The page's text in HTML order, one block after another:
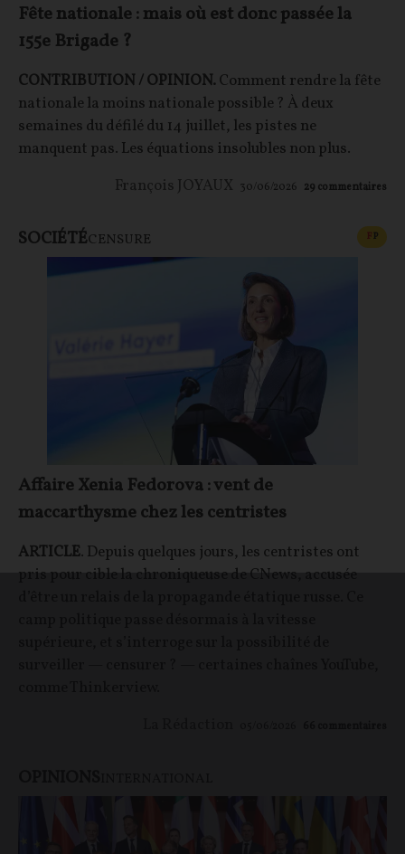
Fête nationale : mais où est donc passée la
155e Brigade ?
CONTRIBUTION / OPINION.Comment rendre la fête
nationale la moins nationale possible ? À deux
semaines du défilé du 14 juillet, les pistes ne
manquent pas. Les équations insolubles non plus.
François JOYAUX
30/06/2026 29 commentaires
SOCIÉTÉCENSURE FP
Affaire Xenia Fedorova : vent de
maccarthysme chez les centristes
ARTICLE. Depuis quelques jours, les centristes ont
pris pour cible la chroniqueuse de CNews, accusée